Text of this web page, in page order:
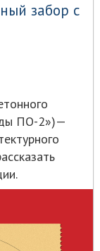
забор с
ПО-2»)—